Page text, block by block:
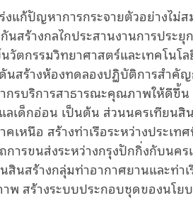
งแก้ปัญหาการกระจายตัวอย่างไม่
สร้างกลไกประสานงานการประ
ตกรรมวิทยาศาสตร์และเทคโนโล
นสร้างห้องทดลองปฏิบัติการสำคั
กรบริการสาธารณะคุณภาพให้ดีขึ้
เด็กอ่อน เป็นต้น ส่วนนครเทียนสิน
เหนือ สร้างท่าเรือระหว่างประเท
การขนส่งระหว่างกรุงปักกิ่งกับนค
นสร้างกลุ่มท่าอากาศยานและท่าเ
สร้างระบบประกอบชุดของนโย